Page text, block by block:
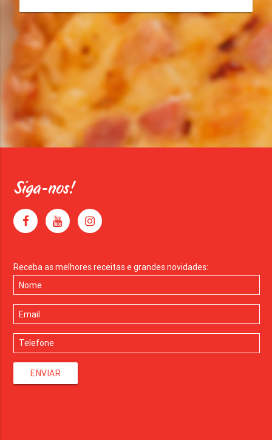
Siga-nos!
Receba as melhores receitas e grandes novidades:
ENVIAR